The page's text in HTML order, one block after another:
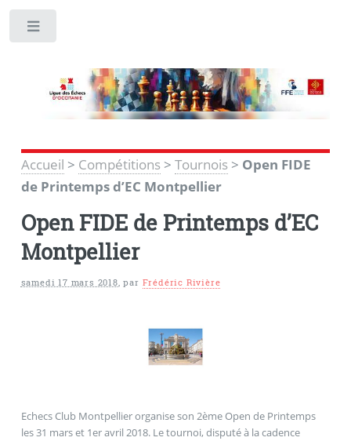
Accueil > Compétitions> Tournois> Open FIDE
de Printemps d’EC Montpellier
Open FIDE de Printemps d’EC
Montpellier
samedi 17 mars 2018,par Frédéric Rivière
Echecs Club Montpellier organise son 2ème Open de Printemps
les 31 mars et 1er avril 2018. Le tournoi, disputé à la cadence